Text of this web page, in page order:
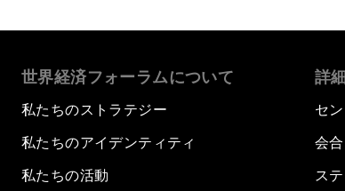
世界経済フォーラムについて
私たちのストラテジー
私たちのアイデンティティ
私たちの活動
詳細
セ
会合
ス